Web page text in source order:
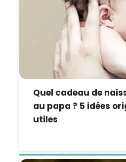
Quel cadeau de
au papa ? 5 idées
utiles